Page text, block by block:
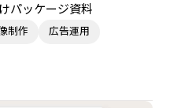
パッケージ資料
制作 広告運用